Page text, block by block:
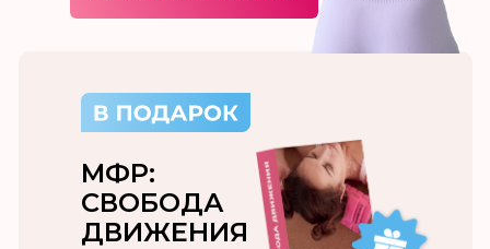
МФР:
СВОБОДА
ДВИЖЕНИЯ